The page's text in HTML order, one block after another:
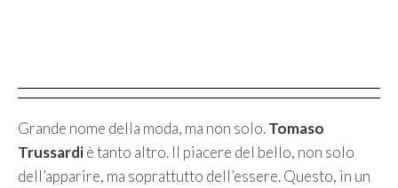
Grande nome della moda, ma non solo.Tomaso
Trussardiè tanto altro. Il piacere del bello, non solo
dell’apparire, ma soprattutto dell’essere. Questo, in un